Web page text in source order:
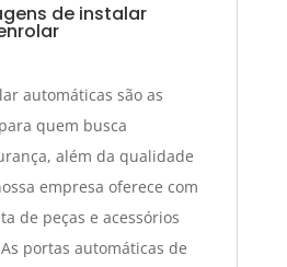
de instalar
automáticas são as
quem busca
além da qualidade
empresa oferece com
de peças e acessórios
portas automáticas de